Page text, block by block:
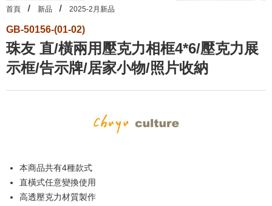
首頁 新品 2025-2月新品
GB-50156-(01-02)
珠友 直/橫兩用壓克力相框4*6/壓克力展
示框/告示牌/居家小物/照片收納
本商品共有4種款式
直橫式任意變換使用
高透壓克力材質製作